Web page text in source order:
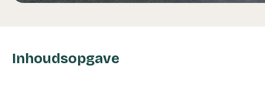
Inhoudsopgave